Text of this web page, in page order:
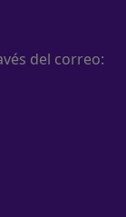
del correo: